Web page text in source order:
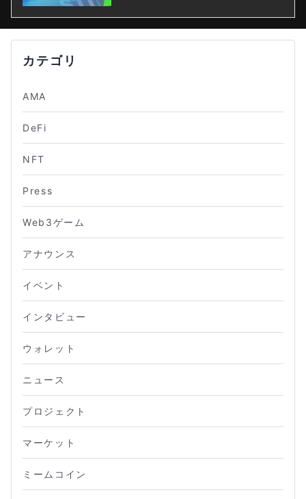
カテゴリ
AMA
DeFi
NFT
Press
Web3ゲーム
アナウンス
イベント
インタビュー
ウォレット
ニュース
プロジェクト
マーケット
ミームコイン